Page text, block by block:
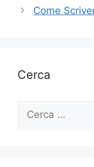
Come
Cerca
Ricerca